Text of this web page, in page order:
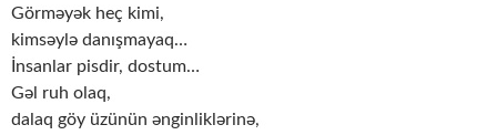
Görməyək heç kimi,
kimsəylə danışmayaq…
İnsanlar pisdir, dostum…
Gəl ruh olaq,
dalaq göy üzünün ənginliklərinə,